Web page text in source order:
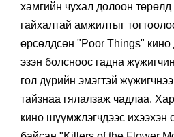
хамгийн чухал долоон
гайхалтай амжилтыг
өрсөлдсөн "Poor Things"
эзэн болсноос гадна
гол дүрийн эмэгтэй
тайзнаа гялалзаж чадлаа.
кино шүүмжлэгчдээс ихээхэн